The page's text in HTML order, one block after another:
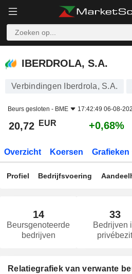
IBERDROLA, S.A.
IBERDROLA, S.A.
Verbindingen Iberdrola, S.A.
Beurs gesloten - BME 17:42:49 06-08-
20,72 EUR +0,68%
Overzicht Koersen Grafieken
Profiel Bedrijfsvoering
14
Beursgenoteerde
bedrijven
33
Bedrijven
Relatiegrafiek van verwante